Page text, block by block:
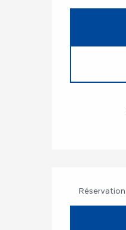
Réservation